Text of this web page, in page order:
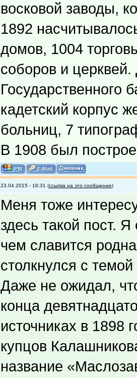
восковой заводы,
1892
домов, 1004
соборов и
Государственного
кадетский корпус
больниц, 7
В 1908 был
23.04.2015 - 16:31 (ссылка на это сообщение)
Меня тоже
здесь такой пост.
чем славится
столкнулся с
Даже не ожидал,
конца
источниках в 1898
купцов
название